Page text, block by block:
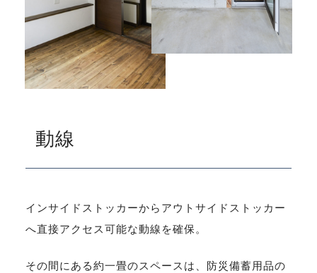
動線
インサイドストッカーからアウトサイドストッカー
へ直接アクセス可能な動線を確保。
その間にある約一畳のスペースは、防災備蓄用品の